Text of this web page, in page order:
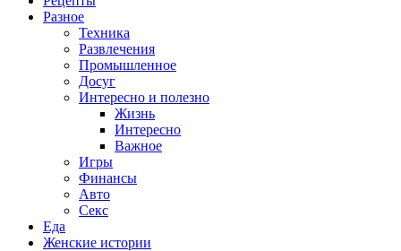
Разное
Техника
Развлечения
Промышленное
Досуг
Интересно и полезно
Жизнь
Интересно
Важное
Игры
Финансы
Авто
Секс
Еда
Женские истории